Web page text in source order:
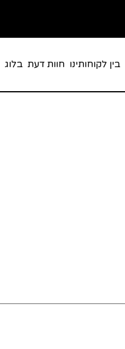
בין לקוחותינו חוות דעת בלוג